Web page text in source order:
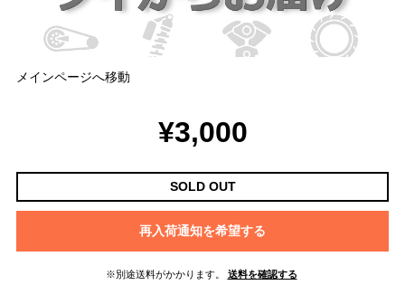
メインページへ移動
¥3,000
SOLD OUT
再入荷通知を希望する
※別途送料がかかります。
送料を確認する